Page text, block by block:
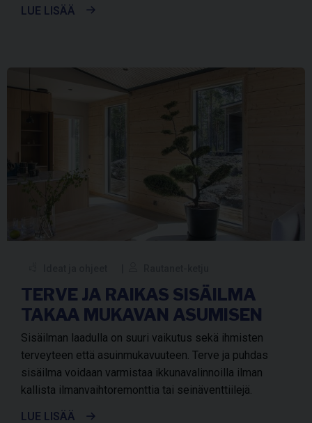
LUE LISÄÄ
TERVE JA RAIKAS SISÄILMA
TAKAA MUKAVAN ASUMISEN
Sisäilman laadulla on suuri vaikutus sekä ihmisten
terveyteen että asuinmukavuuteen. Terve ja puhdas
sisäilma voidaan varmistaa ikkunavalinnoilla ilman
kallista ilmanvaihtoremonttia tai seinäventtiilejä.
LUE LISÄÄ